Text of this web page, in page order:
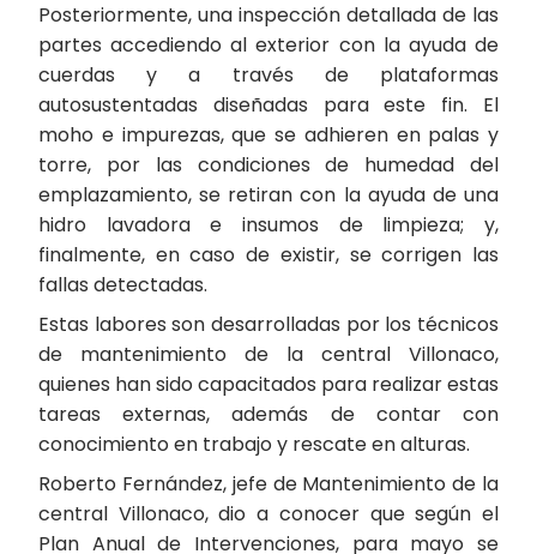
Posteriormente, una inspección detallada de las
partes accediendo al exterior con la ayuda de
cuerdas y a través de plataformas
autosustentadas diseñadas para este fin. El
moho e impurezas, que se adhieren en palas y
torre, por las condiciones de humedad del
emplazamiento, se retiran con la ayuda de una
hidro lavadora e insumos de limpieza; y,
finalmente, en caso de existir, se corrigen las
fallas detectadas.
Estas labores son desarrolladas por los técnicos
de mantenimiento de la central Villonaco,
quienes han sido capacitados para realizar estas
tareas externas, además de contar con
conocimiento en trabajo y rescate en alturas.
Roberto Fernández, jefe de Mantenimiento de la
central Villonaco, dio a conocer que según el
Plan Anual de Intervenciones, para mayo se